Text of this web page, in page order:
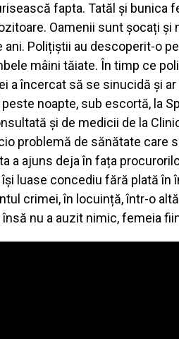
fapta. Tatăl și bunica
Oamenii sunt șocați și
Polițiștii au descoperit-o
mâini tăiate. În timp ce
a încercat să se sinucidă și
noapte, sub escortă, la
și de medicii de la
problemă de sănătate care
a ajuns deja în fața
luase concediu fără plată în
crimei, în locuință, într-o
nu a auzit nimic, femeia